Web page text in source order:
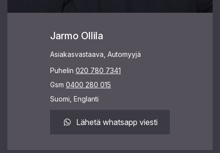
Jarmo Ollila
Asiakasvastaava, Automyyjä
Puhelin 020 780 7341
Gsm 0400 280 015
Suomi, Englanti
Lähetä whatsapp viesti